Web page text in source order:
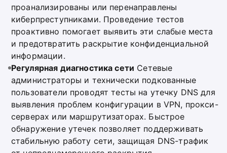
проанализированы или перенаправлены
киберпреступниками. Проведение тестов
проактивно помогает выявить эти слабые места
и предотвратить раскрытие конфиденциальной
информации.
Регулярная диагностика сети Сетевые
администраторы и технически подкованные
пользователи проводят тесты на утечку DNS для
выявления проблем конфигурации в VPN, прокси-
серверах или маршрутизаторах. Быстрое
обнаружение утечек позволяет поддерживать
стабильную работу сети, защищая DNS-трафик